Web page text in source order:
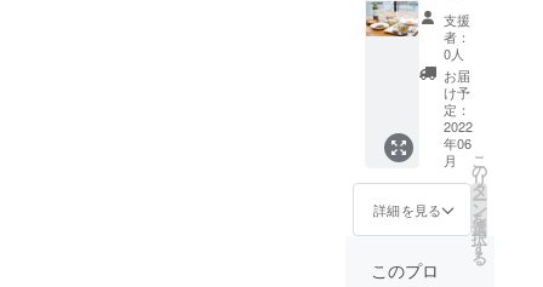
りしま
す。ご
来店時
に画面
を確認
いたし
ます。
料理を
ご自宅
でシェ
フが作
りに行
きま
す。 ご
自宅の
キッチ
ンをお
借りし
作り立
てのお
料理で
パー
支援
者：
0人
お届
け予
定：
2022
年06
月
詳細を見る
こ
の
リ
タ
ー
ン
を
選
択
す
る
このプロ